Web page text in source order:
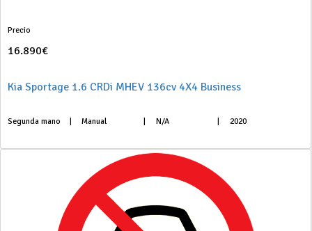
Precio
16.890€
Kia Sportage 1.6 CRDi MHEV 136cv 4X4 Business
Segunda mano Manual N/A 2020